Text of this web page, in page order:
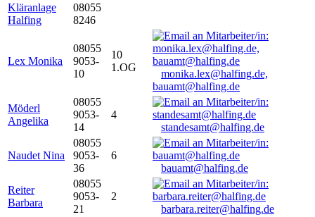
Kläranlage
Halfing
08055
8246
Lex Monika
08055
9053-
10
10
1.OG
monika.lex@halfing.de,
bauamt@halfing.de
Möderl
Angelika
08055
9053-
14
4
standesamt@halfing.de
Naudet Nina
08055
9053-
36
6
bauamt@halfing.de
Reiter
Barbara
08055
9053-
21
2
barbara.reiter@halfing.de